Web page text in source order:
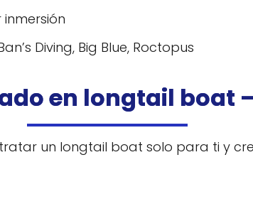
inmersión
Diving, Big Blue, Roctopus
en longtail boat
un longtail boat solo para ti y